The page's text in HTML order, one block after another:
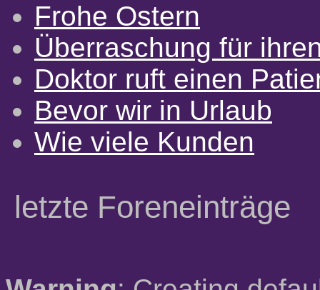
Frohe Ostern
Überraschung für
Doktor ruft einen
Bevor wir in Urlaub
Wie viele Kunden
letzte Foreneinträge